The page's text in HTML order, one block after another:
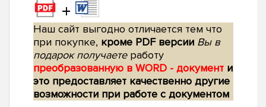
+
Наш сайт выгодно отличается тем что
при покупке, кроме PDF версии Вы в
подарок получаетеработу
преобразованную в WORD - документ и
это предоставляет качественно другие
возможности при работе с документом